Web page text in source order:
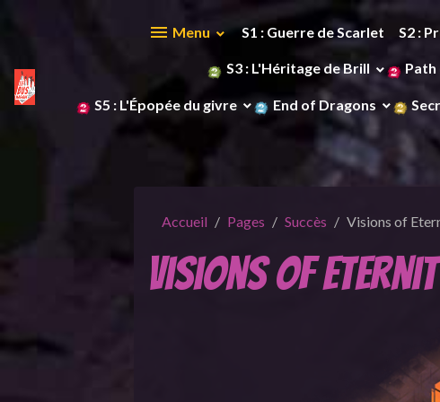
Menu S1 : Guerre de Scarlet S2 :
S3 : L'Héritage de Brill Path
S5 : L'Épopée du givre End of Dragons
Accueil Pages Succès Visions of
Visions of